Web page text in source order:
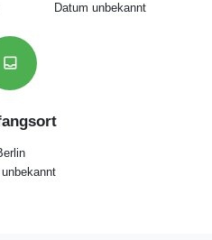
Datum unbekannt
inbox